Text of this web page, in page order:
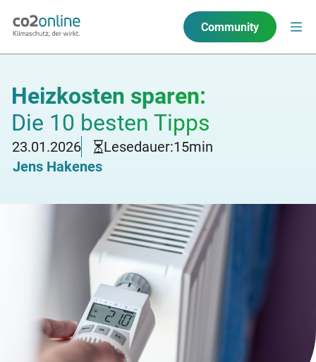
Community
Heizkosten sparen:
Die 10 besten Tipps
23.01.2026 Lesedauer:15min
Jens Hakenes